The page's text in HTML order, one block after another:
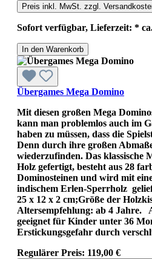
Preis inkl. MwSt. zzgl.
Sofort verfügbar, Lieferzeit: *
In den Warenkorb
Übergames Mega Domino
Mit diesen großen Mega
kann man problemlos auch im
haben zu müssen, dass die
Denn durch ihre großen
wiederzufinden. Das klassische
Holz gefertigt, besteht aus 28
Dominosteinen und wird mit
indischem Erlen-Sperrholz
25 x 12 x 2 cm;Größe der
Altersempfehlung: ab 4 Jahre.
geeignet für Kinder unter 36
Erstickungsgefahr durch
Regulärer Preis: 119,00 €